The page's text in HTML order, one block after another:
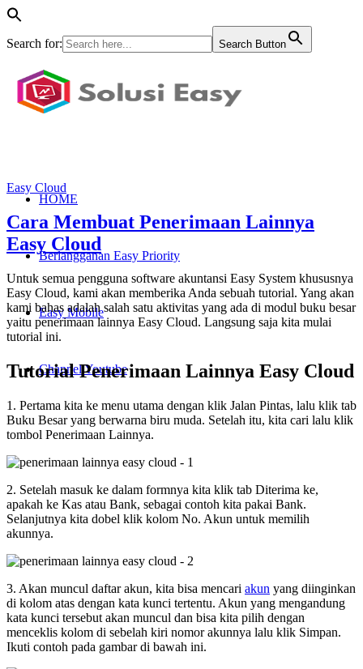
Search for: Search Button
HOME
Berlangganan Easy Priority
Easy Mobile
Channel Youtube
Easy Cloud
Cara Membuat Penerimaan Lainnya
Easy Cloud
Untuk semua pengguna software akuntansi Easy System khususnya
Easy Cloud, kami akan memberika Anda sebuah tutorial. Yang akan
kami bahas adalah salah satu aktivitas yang ada di modul buku besar
yaitu penerimaan lainnya Easy Cloud. Langsung saja kita mulai
tutorial ini.
Tutorial Penerimaan Lainnya Easy Cloud
1. Pertama kita ke menu utama dengan klik Jalan Pintas, lalu klik tab
Buku Besar yang berwarna biru muda. Setelah itu, kita cari lalu klik
tombol Penerimaan Lainnya.
2. Setelah masuk ke dalam formnya kita klik tab Diterima ke,
apakah ke Kas atau Bank, sebagai contoh kita pakai Bank.
Selanjutnya kita dobel klik kolom No. Akun untuk memilih
akunnya.
3. Akan muncul daftar akun, kita bisa mencari akun yang diinginkan
di kolom atas dengan kata kunci tertentu. Akun yang mengandung
kata kunci tersebut akan muncul dan bisa kita pilih dengan
menceklis kolom di sebelah kiri nomor akunnya lalu klik Simpan.
Ikuti contoh pada gambar di bawah ini.